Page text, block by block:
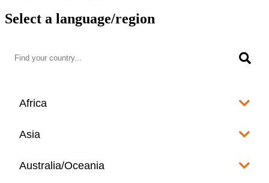
Select a language/region
Africa
Angola
Asia
Afghanistan
Australia/Oceania